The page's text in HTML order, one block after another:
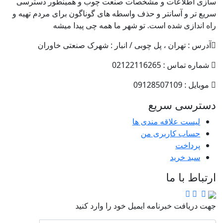
سریع تر و آسانتر و حذف واسطه های گوناگون برای مردم تهیه و
راه اندازی شده است. تو شهر ما همه چی پیدا میشه
آدرس : تهران ، پل چوبی / انبار : شهرک صنعتی خاوران
شماره تماس : 02122116265
موبایل : 09128507109
دسترسی سریع
لیست علاقه مندی ها
حساب کاربری من
پرداخت
سبد خرید
ارتباط با ما
جهت دریافت خبرنامه ایمیل خود را وارد کنید